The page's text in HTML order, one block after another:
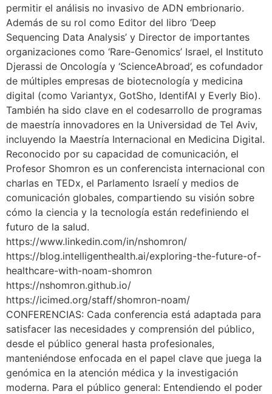
permitir el análisis no invasivo de ADN embrionario.
Además de su rol como Editor del libro ‘Deep
Sequencing Data Analysis’ y Director de importantes
organizaciones como ‘Rare-Genomics’ Israel, el Instituto
Djerassi de Oncología y ‘ScienceAbroad’, es cofundador
de múltiples empresas de biotecnología y medicina
digital (como Variantyx, GotSho, IdentifAI y Everly Bio).
También ha sido clave en el codesarrollo de programas
de maestría innovadores en la Universidad de Tel Aviv,
incluyendo la Maestría Internacional en Medicina Digital.
Reconocido por su capacidad de comunicación, el
Profesor Shomron es un conferencista internacional con
charlas en TEDx, el Parlamento Israelí y medios de
comunicación globales, compartiendo su visión sobre
cómo la ciencia y la tecnología están redefiniendo el
futuro de la salud.
https://www.linkedin.com/in/nshomron/
https://blog.intelligenthealth.ai/exploring-the-future-of-
healthcare-with-noam-shomron
https://nshomron.github.io/
https://icimed.org/staff/shomron-noam/
CONFERENCIAS: Cada conferencia está adaptada para
satisfacer las necesidades y comprensión del público,
desde el público general hasta profesionales,
manteniéndose enfocada en el papel clave que juega la
genómica en la atención médica y la investigación
moderna. Para el público general: Entendiendo el poder